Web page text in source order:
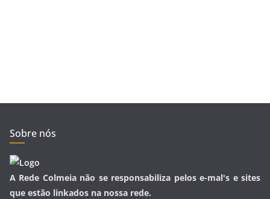
Sobre nós
A Rede Colmeia não se responsabiliza pelos e-mal's e sites
que estão linkados na nossa rede.